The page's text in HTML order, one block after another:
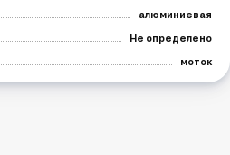
алюминиевая
Не определено
моток